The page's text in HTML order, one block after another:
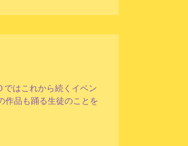
はこれから続くイベン
作品も踊る生徒のことを